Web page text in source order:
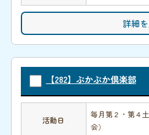
詳細
【282】ぷかぷか倶楽部
活動日
毎月第２・第４
会）